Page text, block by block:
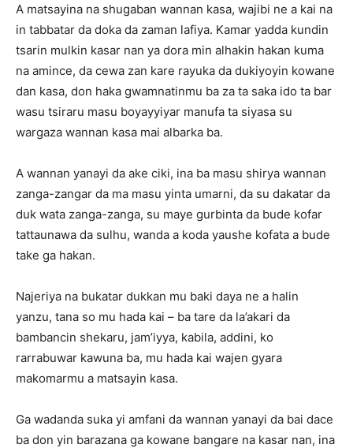
A matsayina na shugaban wannan kasa, wajibi ne a kai na
in tabbatar da doka da zaman lafiya. Kamar yadda kundin
tsarin mulkin kasar nan ya dora min alhakin hakan kuma
na amince, da cewa zan kare rayuka da dukiyoyin kowane
dan kasa, don haka gwamnatinmu ba za ta saka ido ta bar
wasu tsiraru masu boyayyiyar manufa ta siyasa su
wargaza wannan kasa mai albarka ba.
A wannan yanayi da ake ciki, ina ba masu shirya wannan
zanga-zangar da ma masu yinta umarni, da su dakatar da
duk wata zanga-zanga, su maye gurbinta da bude kofar
tattaunawa da sulhu, wanda a koda yaushe kofata a bude
take ga hakan.
Najeriya na bukatar dukkan mu baki daya ne a halin
yanzu, tana so mu hada kai – ba tare da la’akari da
bambancin shekaru, jam’iyya, kabila, addini, ko
rarrabuwar kawuna ba, mu hada kai wajen gyara
makomarmu a matsayin kasa.
Ga wadanda suka yi amfani da wannan yanayi da bai dace
ba don yin barazana ga kowane bangare na kasar nan, ina